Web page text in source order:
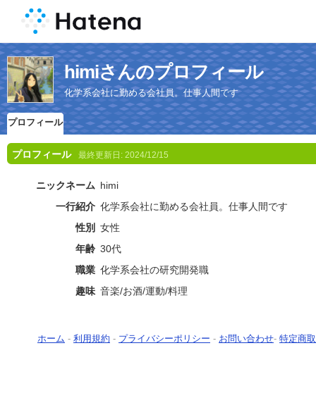
himiさんのプロフィール
化学系会社に勤める会社員。仕事人間です
プロフィール
プロフィール 最終更新日: 2024/12/15
ニックネーム himi
一行紹介 化学系会社に勤める会社員。仕事人間です
性別
女性
年齢 30代
職業 化学系会社の研究開発職
趣味 音楽/お酒/運動/料理
ホーム - 利用規約 - プライバシーポリシー - お問い合わせ- 特定商